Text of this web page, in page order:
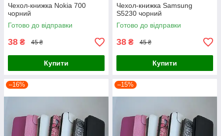
Чехол-книжка Nokia 700
чорний
Готово до відправки
38 ₴ 45 ₴
Купити
Чехол-книжка Samsung
S5230 чорний
Готово до відправки
38 ₴ 45 ₴
Купити
–16% –15%